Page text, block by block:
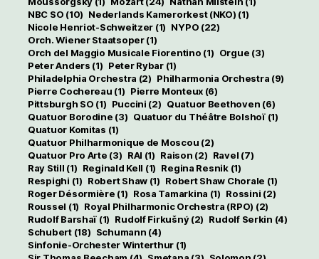
NBC SO (10) Nederlands Kamerorkest (NKO) (1)
Nicole Henriot-Schweitzer (1) NYPO (22)
Orch. Wiener Staatsoper(1)
Orch del Maggio Musicale Fiorentino (1) Orgue (3)
Peter Anders (1) Peter Rybar(1)
Philadelphia Orchestra (2) Philharmonia Orchestra (9)
Pierre Cochereau (1) Pierre Monteux (6)
Pittsburgh SO (1) Puccini (2) Quatuor Beethoven (6)
Quatuor Borodine (3) Quatuor du Théâtre Bolshoï(1)
Quatuor Komitas (1)
Quatuor Philharmonique de Moscou (2)
Quatuor Pro Arte (3) RAI (1) Raison (2) Ravel (7)
Ray Still (1) Reginald Kell (1) Regina Resnik(1)
Respighi (1) Robert Shaw(1) Robert Shaw Chorale (1)
Roger Désormière (1) Rosa Tamarkina (1) Rossini (2)
Roussel (1) Royal Philharmonic Orchestra (RPO) (2)
Rudolf Barshaï (1) Rudolf Firkušný(2) Rudolf Serkin (4)
Schubert(18) Schumann (4)
Sinfonie-Orchester Winterthur (1)